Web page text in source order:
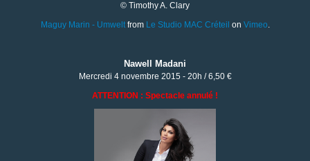
© Timothy A. Clary
Maguy Marin - Umweltfrom Le Studio MAC Créteil on Vimeo.
Nawell Madani
Mercredi 4 novembre 2015 - 20h / 6,50 €
ATTENTION : Spectacle annulé !